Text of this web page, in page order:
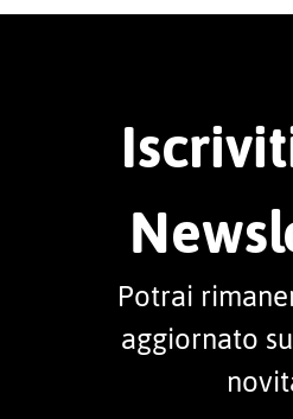
Potrai
aggiornato